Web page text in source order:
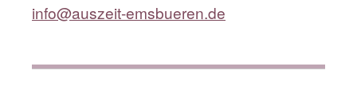
info@auszeit-emsbueren.de